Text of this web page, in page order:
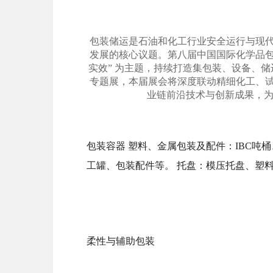
包装储运是石油和化工行业安全运行与现
发展的核心议题。第八届中国国际化学品
实效” 为主题，持续打造集包装、设备、
专题展，本届展会将深度联动精细化工、
业链前沿技术与创新成果，
包装容器 塑料、金属包装及配件： IBC吨
工罐、包装配件等。 托盘：模压托盘、塑
柔性与辅助包装